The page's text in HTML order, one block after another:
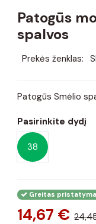
Patogūs
spalvos
Prekės ženklas:
Patogūs Smėlio
Pasirinkite dydį
38
Greitas
14,67 €